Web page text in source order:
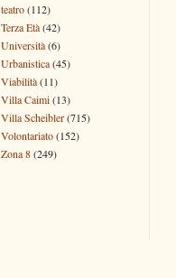
teatro(112)
Terza Età(42)
Università(6)
Urbanistica(45)
Viabilità(11)
Villa Caimi(13)
Villa Scheibler(715)
Volontariato(152)
Zona 8(249)